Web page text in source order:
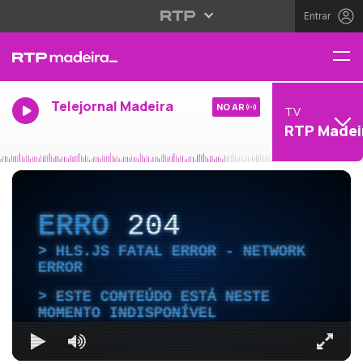
Entrar
Telejornal Madeira NO AR TV
RTP
ERRO204
HLS.JS FATAL ERROR - NETWORK
ERROR
ESTE CONTEÚDO ESTÁ NESTE
MOMENTO INDISPONÍVEL